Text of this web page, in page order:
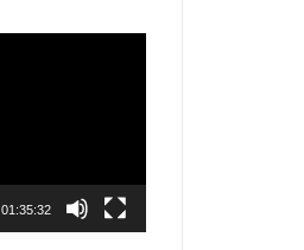
01:35:32